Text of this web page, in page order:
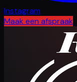
Instagram
Maak een afspraak